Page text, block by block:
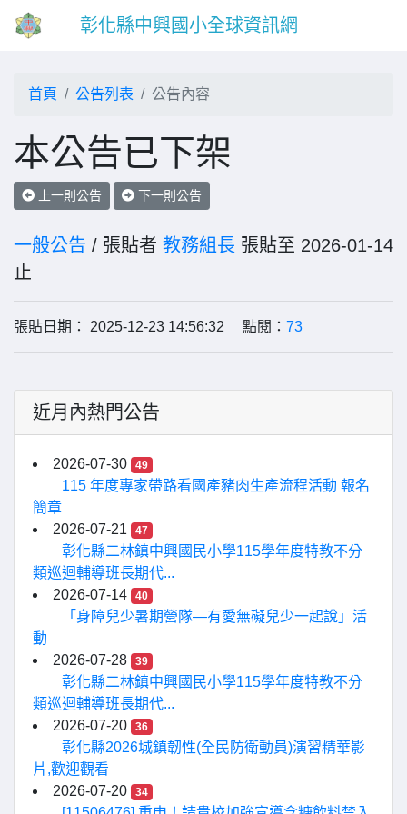
彰化縣中興國小全球資訊網
首頁 公告列表 公告內容
本公告已下架
上一則公告 下一則公告
一般公告 / 張貼者 教務組長 張貼至 2026-01-14
止
張貼日期： 2025-12-23 14:56:32 點閱： 73
近月內熱門公告
2026-07-30 49
115 年度專家帶路看國產豬肉生產流程活動 報名
簡章
2026-07-21
47
彰化縣二林鎮中興國民小學115學年度特教不分
類巡迴輔導班長期代...
2026-07-14
40
「身障兒少暑期營隊—有愛無礙兒少一起說」活
動
2026-07-28
39
彰化縣二林鎮中興國民小學115學年度特教不分
類巡迴輔導班長期代...
2026-07-20
36
彰化縣2026城鎮韌性(全民防衛動員)演習精華影
片,歡迎觀看
2026-07-20
34